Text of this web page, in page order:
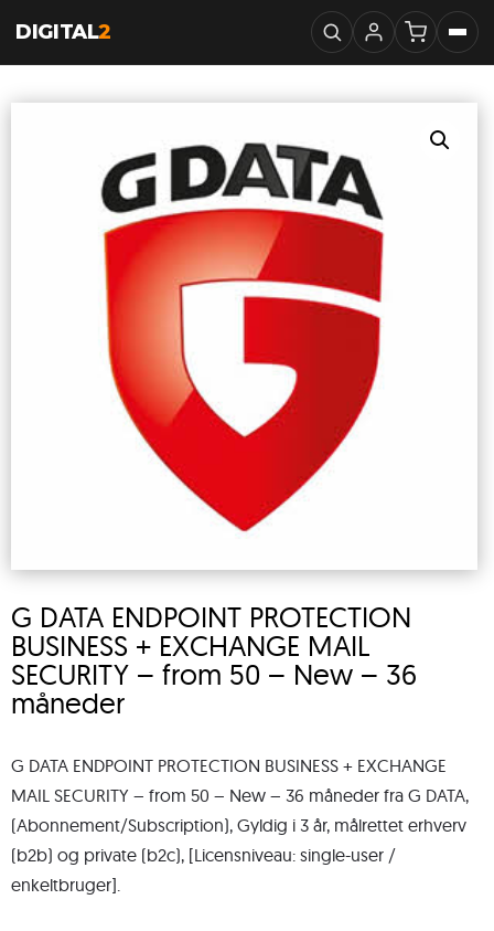
DIGITAL2
G DATA ENDPOINT PROTECTION
BUSINESS + EXCHANGE MAIL
SECURITY – from 50 – New – 36
måneder
G DATA ENDPOINT PROTECTION BUSINESS + EXCHANGE
MAIL SECURITY – from 50 – New – 36 måneder fra G DATA,
(Abonnement/Subscription), Gyldig i 3 år, målrettet erhverv
(b2b) og private (b2c), [Licensniveau: single-user /
enkeltbruger].